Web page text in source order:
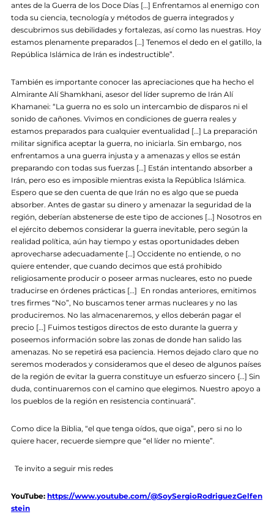
antes de la Guerra de los Doce Días […] Enfrentamos al enemigo con
toda su ciencia, tecnología y métodos de guerra integrados y
descubrimos sus debilidades y fortalezas, así como las nuestras. Hoy
estamos plenamente preparados […] Tenemos el dedo en el gatillo, la
República Islámica de Irán es indestructible”.
También es importante conocer las apreciaciones que ha hecho el
Almirante Alí Shamkhani, asesor del líder supremo de Irán Alí
Khamanei: “La guerra no es solo un intercambio de disparos ni el
sonido de cañones. Vivimos en condiciones de guerra reales y
estamos preparados para cualquier eventualidad […] La preparación
militar significa aceptar la guerra, no iniciarla. Sin embargo, nos
enfrentamos a una guerra injusta y a amenazas y ellos se están
preparando con todas sus fuerzas […] Están intentando absorber a
Irán, pero eso es imposible mientras exista la República Islámica.
Espero que se den cuenta de que Irán no es algo que se pueda
absorber. Antes de gastar su dinero y amenazar la seguridad de la
región, deberían abstenerse de este tipo de acciones […] Nosotros en
el ejército debemos considerar la guerra inevitable, pero según la
realidad política, aún hay tiempo y estas oportunidades deben
aprovecharse adecuadamente […] Occidente no entiende, o no
quiere entender, que cuando decimos que está prohibido
religiosamente producir o poseer armas nucleares, esto no puede
traducirse en órdenes prácticas […] En rondas anteriores, emitimos
tres firmes “No”, No buscamos tener armas nucleares y no las
produciremos. No las almacenaremos, y ellos deberán pagar el
precio […] Fuimos testigos directos de esto durante la guerra y
poseemos información sobre las zonas de donde han salido las
amenazas. No se repetirá esa paciencia. Hemos dejado claro que no
seremos moderados y consideramos que el deseo de algunos países
de la región de evitar la guerra constituye un esfuerzo sincero {…] Sin
duda, continuaremos con el camino que elegimos. Nuestro apoyo a
los pueblos de la región en resistencia continuará”.
Como dice la Biblia, “el que tenga oídos, que oiga”, pero si no lo
quiere hacer, recuerde siempre que “el líder no miente”.
Te invito a seguir mis redes
YouTube: https://www.youtube.com/@SoySergioRodriguezGelfen
stein